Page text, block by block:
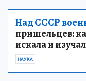
Над СССР
пришельцев:
искала и
НАУКА